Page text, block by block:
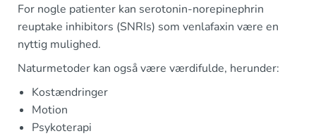
For nogle patienter kan serotonin-norepinephrin
reuptake inhibitors (SNRIs) som venlafaxin være en
nyttig mulighed.
Naturmetoder kan også være værdifulde, herunder:
Kostændringer
Motion
Psykoterapi